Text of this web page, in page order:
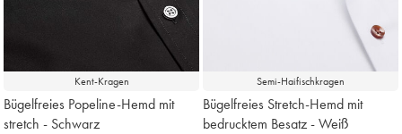
Kent-Kragen
Bügelfreies Popeline-Hemd mit
stretch - Schwarz
Semi-Haifischkragen
Bügelfreies Stretch-Hemd mit
bedrucktem Besatz - Weiß